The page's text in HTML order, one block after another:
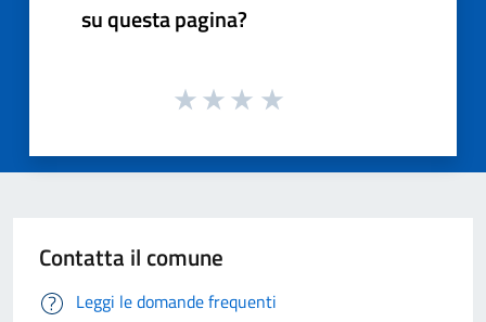
su questa pagina?
Contatta il comune
Leggi le domande frequenti